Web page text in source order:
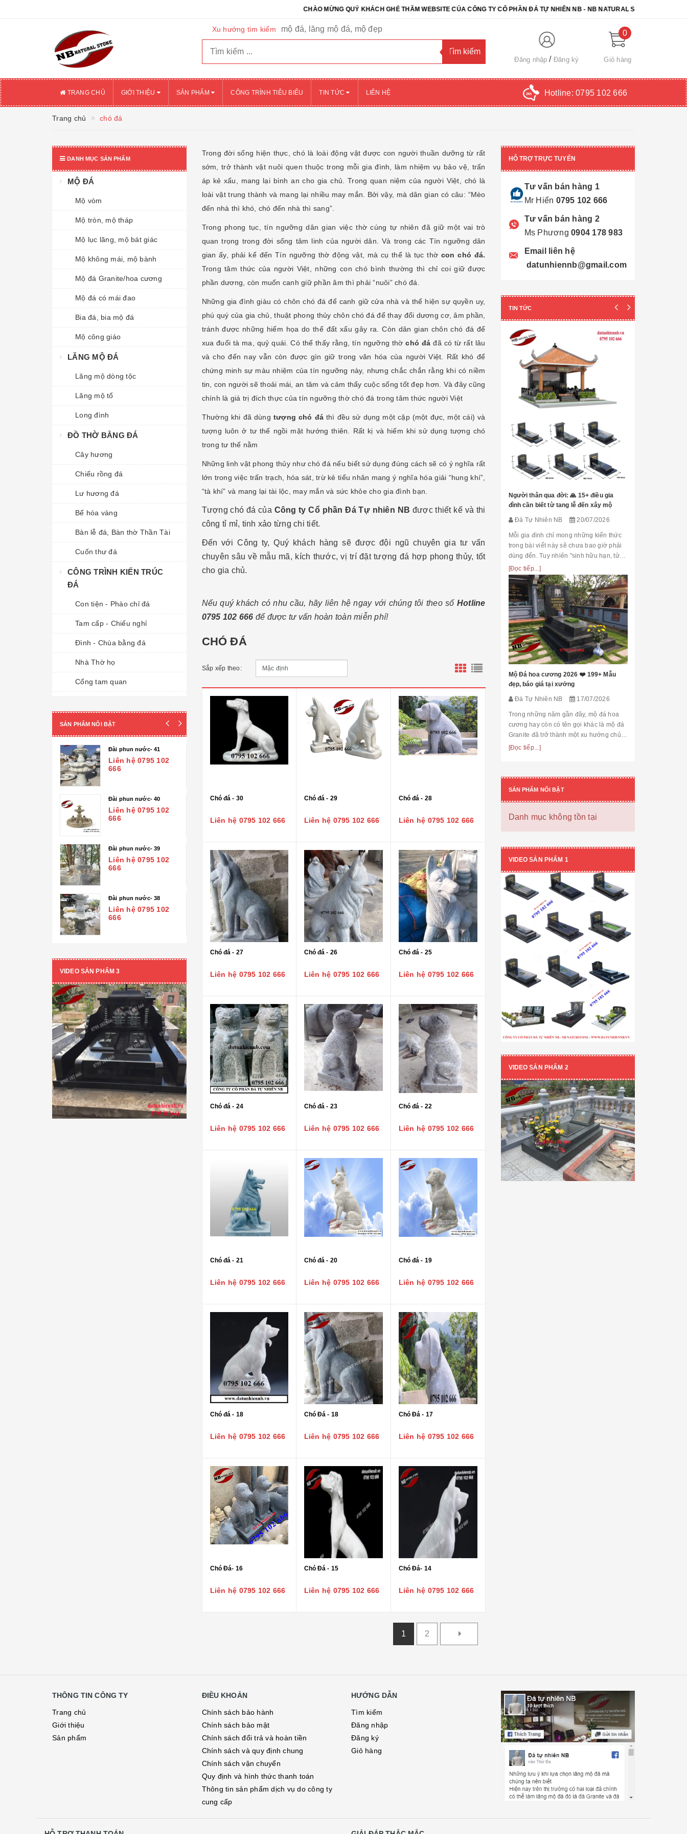
CHÀO MỪNG QUÝ KHÁCH GHÉ THĂM WEBSITE CỦA CÔNG TY CỔ PHẦN ĐÁ TỰ NHIÊN NB - NB NATURAL STONE. CHÚC QUÝ KHÁCH
Xu hướng tìm kiếm mộ đá, lăng mộ đá, mộ đẹp
Đăng nhập Đăng ký
0
Giỏ hàng
TRANG CHỦ GIỚI THIỆU SẢN PHẨM CÔNG TRÌNH TIÊU BIỂU TIN TỨC LIÊN HỆ Hotline: 0795 102 666
Trang chủ chó đá
DANH MỤC SẢN PHẨM
MỘ ĐÁ
Mộ vòm
Mộ tròn, mộ tháp
Mộ lục lăng, mộ bát giác
Mộ không mái, mộ bành
Mộ đá Granite/hoa cương
Mộ đá có mái đao
Bia đá, bia mộ đá
Mộ công giáo
LĂNG MỘ ĐÁ
Lăng mộ dòng tộc
Lăng mộ tổ
Long đình
ĐỒ THỜ BẰNG ĐÁ
Cây hương
Chiếu rồng đá
Lư hương đá
Bể hóa vàng
Bàn lễ đá, Bàn thờ Thần Tài
Cuốn thư đá
CÔNG TRÌNH KIẾN TRÚC
ĐÁ
Con tiện - Phào chỉ đá
Tam cấp - Chiếu nghỉ
Đình - Chùa bằng đá
Nhà Thờ họ
Cổng tam quan
Đài phun nước
TƯỢNG ĐÁ
Tượng Phúc- Lộc- Thọ
Tượng 18 vị la hán
Tượng Phật Địa Tạng
Tượng Quan Âm
Tượng Phật Thích Ca
Tượng Công giáo
Tượng Nghệ thuật
Tượng Phật A Di Đà
Chó đá
Nghê đá
Kỳ lân đá
Đại bàng đá
Ngựa đá
Rồng đá- Cá chép hóa rồng
Tỳ hưu đá
Voi đá
SẢN PHẨM NỔI BẬT
Đài phun nước- 37
Liên hệ 0795 102
666
Đài phun nước- 36
Liên hệ 0795 102
666
Đài phun nước- 35
Liên hệ 0795 102
666
Đài phun nước- 34
Liên hệ 0795 102
666
VIDEO SẢN PHẨM 3
Trong đời sống hiện thực, chó là loài động vật được con người thuần dưỡng từ rất
sớm, trở thành vật nuôi quen thuộc trong mỗi gia đình, làm nhiệm vụ bảo vệ, trấn
áp kẻ xấu, mang lại bình an cho gia chủ. Trong quan niệm của người Việt, chó là
loài vật trung thành và mang lại nhiều may mắn. Bởi vậy, mà dân gian có câu: “Mèo
đến nhà thì khó, chó đến nhà thì sang”.
Trong phong tục, tín ngưỡng dân gian việc thờ cúng tự nhiên đã giữ một vai trò
quan trọng trong đời sống tâm linh của người dân. Và trong các Tín ngưỡng dân
gian ấy, phải kể đến Tín ngưỡng thờ động vật, mà cụ thể là tục thờ con chó đá.
Trong tâm thức của người Việt, những con chó bình thường thì chỉ coi giữ được
phần dương, còn muốn canh giữ phần âm thì phải “nuôi” chó đá.
Những gia đình giàu có chôn chó đá để canh giữ cửa nhà và thể hiện sự quyền uy,
phú quý của gia chủ, thuật phong thủy chôn chó đá để thay đổi dương cơ, âm phần,
tránh được những hiểm họa do thế đất xấu gây ra. Còn dân gian chôn chó đá để
xua đuổi tà ma, quỷ quái. Có thể thấy rằng, tín ngưỡng thờchó đá đã có từ rất lâu
và cho đến nay vẫn còn được gìn giữ trong văn hóa của người Việt. Rất khó để
chứng minh sự màu nhiệm của tín ngưỡng này, nhưng chắc chắn rằng khi có niềm
tin, con người sẽ thoải mái, an tâm và cảm thấy cuộc sống tốt đẹp hơn. Và đây cũng
chính là giá trị đích thực của tín ngưỡng thờ chó đá trong tâm thức người Việt
Thường khi đã dùng tượng chó đá thì đều sử dụng một cặp (một đực, một cái) và
tượng luôn ở tư thế ngồi mặt hướng thiên. Rất kị và hiếm khi sử dụng tượng chó
trong tư thế nằm
Những linh vật phong thủy như chó đá nếu biết sử dụng đúng cách sẽ có ý nghĩa rất
lớn trong việc trấn trạch, hóa sát, trừ kẻ tiểu nhân mang ý nghĩa hóa giải “hung khí”,
“tà khí” và mang lại tài lộc, may mắn và sức khỏe cho gia đình bạn.
Tượng chó đá của Công ty Cổ phần Đá Tự nhiên NB được thiết kế và thi
công tỉ mỉ, tinh xảo từng chi tiết.
Đến với Công ty, Quý khách hàng sẽ được đội ngũ chuyên gia tư vấn
chuyên sâu về mẫu mã, kích thước, vị trí đặt tượng đá hợp phong thủy, tốt
cho gia chủ.
Nếu quý khách có nhu cầu, hãy liên hệ ngay với chúng tôi theo số Hotline
0795 102 666 để được tư vấn hoàn toàn miễn phí!
CHÓ ĐÁ
Sắp xếp theo:
Chó đá - 30
Liên hệ 0795 102 666
Chó đá - 29
Liên hệ 0795 102 666
Chó đá - 28
Liên hệ 0795 102 666
Chó đá - 27
Liên hệ 0795 102 666
Chó đá - 26
Liên hệ 0795 102 666
Chó đá - 25
Liên hệ 0795 102 666
Chó đá - 24
Liên hệ 0795 102 666
Chó đá - 23
Liên hệ 0795 102 666
Chó đá - 22
Liên hệ 0795 102 666
Chó đá - 21
Liên hệ 0795 102 666
Chó đá - 20
Liên hệ 0795 102 666
Chó đá - 19
Liên hệ 0795 102 666
Chó đá - 18
Liên hệ 0795 102 666
Chó Đá - 18
Liên hệ 0795 102 666
Chó Đá - 17
Liên hệ 0795 102 666
Chó Đá- 16
Liên hệ 0795 102 666
Chó Đá - 15
Liên hệ 0795 102 666
Chó Đá- 14
Liên hệ 0795 102 666
1 2
HỖ TRỢ TRỰC TUYẾN
Tư vấn bán hàng 1
Mr Hiển 0795 102 666
Tư vấn bán hàng 2
Ms Phương 0904 178 983
Email liên hệ
datunhiennb@gmail.com
TIN TỨC
Người thân qua đời: 🙏 15+ điều gia
đình cần biết từ tang lễ đến xây mộ
Đá Tự Nhiên NB 20/07/2026
Mỗi gia đình chỉ mong những kiến thức
trong bài viết này sẽ chưa bao giờ phải
dùng đến. Tuy nhiên "sinh hữu hạn, tử
bất kỳ" việc chuẩn bị đầy đủ kiến thức về
các thủ tục, nghi lễ và xây dựng mộ
phầ...
[Đọc tiếp...]
Mộ Đá hoa cương 2026 ❤️ 199+ Mẫu
đẹp, báo giá tại xưởng
Đá Tự Nhiên NB 17/07/2026
Trong những năm gần đây, mộ đá hoa
cương hay còn có tên gọi khác là mộ đá
Granite đã trở thành một xu hướng chủ
đạo trong thiết kế thi công mộ đá tự
[Đọc tiếp...]
SẢN PHẨM NỔI BẬT
Danh mục không tồn tại
VIDEO SẢN PHẨM 1
VIDEO SẢN PHẨM 2
THÔNG TIN CÔNG TY
Trang chủ
Giới thiệu
Sản phẩm
ĐIỀU KHOẢN
Chính sách bảo hành
Chính sách bảo mật
Chính sách đổi trả và hoàn tiền
Chính sách và quy định chung
Chính sách vận chuyển
Quy định và hình thức thanh toán
Thông tin sản phẩm dịch vụ do công ty
cung cấp
HƯỚNG DẪN
Tìm kiếm
Đăng nhập
Đăng ký
Giỏ hàng